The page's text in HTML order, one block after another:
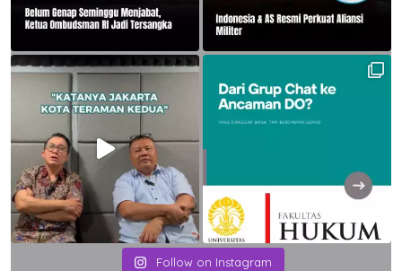
Follow on Instagram